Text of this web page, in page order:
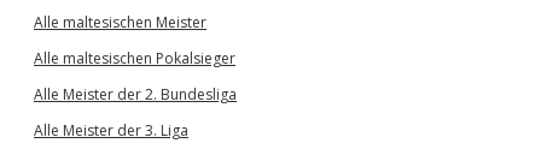
Alle maltesischen Meister
Alle maltesischen Pokalsieger
Alle Meister der 2. Bundesliga
Alle Meister der 3. Liga